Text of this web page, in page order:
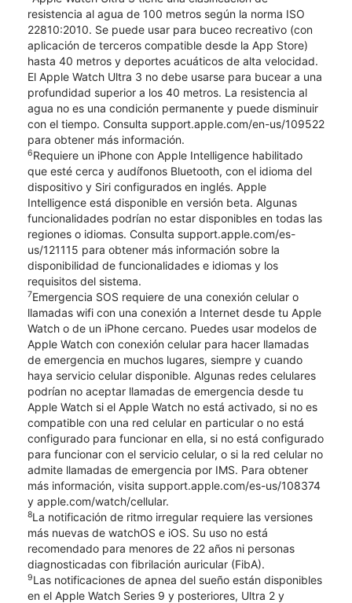
resistencia al agua de 100 metros según la norma ISO
22810:2010. Se puede usar para buceo recreativo (con
aplicación de terceros compatible desde la App Store)
hasta 40 metros y deportes acuáticos de alta velocidad.
El Apple Watch Ultra 3 no debe usarse para bucear a una
profundidad superior a los 40 metros. La resistencia al
agua no es una condición permanente y puede disminuir
con el tiempo. Consulta support.apple.com/en-us/109522
para obtener más información.
6Requiere un iPhone con Apple Intelligence habilitado
que esté cerca y audífonos Bluetooth, con el idioma del
dispositivo y Siri configurados en inglés. Apple
Intelligence está disponible en versión beta. Algunas
funcionalidades podrían no estar disponibles en todas las
regiones o idiomas. Consulta support.apple.com/es-
us/121115 para obtener más información sobre la
disponibilidad de funcionalidades e idiomas y los
requisitos del sistema.
7Emergencia SOS requiere de una conexión celular o
llamadas wifi con una conexión a Internet desde tu Apple
Watch o de un iPhone cercano. Puedes usar modelos de
Apple Watch con conexión celular para hacer llamadas
de emergencia en muchos lugares, siempre y cuando
haya servicio celular disponible. Algunas redes celulares
podrían no aceptar llamadas de emergencia desde tu
Apple Watch si el Apple Watch no está activado, si no es
compatible con una red celular en particular o no está
configurado para funcionar en ella, si no está configurado
para funcionar con el servicio celular, o si la red celular no
admite llamadas de emergencia por IMS. Para obtener
más información, visita support.apple.com/es-us/108374
y apple.com/watch/cellular.
8La notificación de ritmo irregular requiere las versiones
más nuevas de watchOS e iOS. Su uso no está
recomendado para menores de 22 años ni personas
diagnosticadas con fibrilación auricular (FibA).
9Las notificaciones de apnea del sueño están disponibles
en el Apple Watch Series 9 y posteriores, Ultra 2 y